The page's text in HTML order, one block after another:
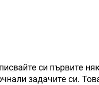
си първите
задачите си.